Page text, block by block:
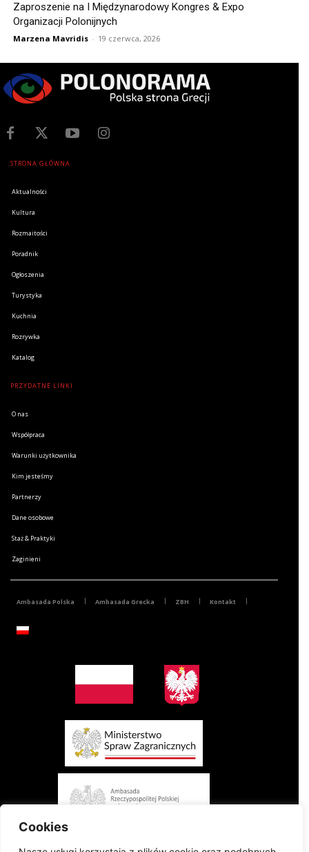
Cookies
Zaproszenie na I Międzynarodowy Kongres & Expo
Organizacji Polonijnych
Marzena Mavridis - 19 czerwca, 2026
STRONA GŁÓWNA
Aktualności
Kultura
Rozmaitości
Poradnik
Ogłoszenia
Turystyka
Kuchnia
Rozrywka
Katalog
PRZYDATNE LINKI
O nas
Współpraca
Warunki użytkownika
Kim jesteśmy
Partnerzy
Dane osobowe
Staż & Praktyki
Zaginieni
Ambasada Polska Ambasada Grecka ZBH Kontakt